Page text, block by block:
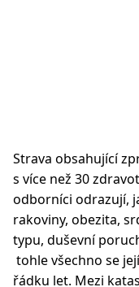
Strava obsahující
s více než 30
odborníci odrazují,
rakoviny, obezita,
typu, duševní
tohle všechno se
řádku let. Mezi